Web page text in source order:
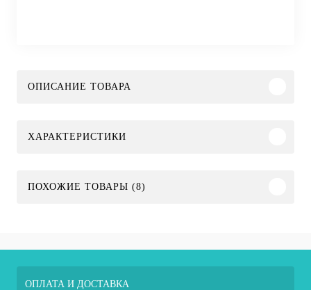
ОПИСАНИЕ ТОВАРА
ХАРАКТЕРИСТИКИ
ПОХОЖИЕ ТОВАРЫ (8)
ОПЛАТА И ДОСТАВКА